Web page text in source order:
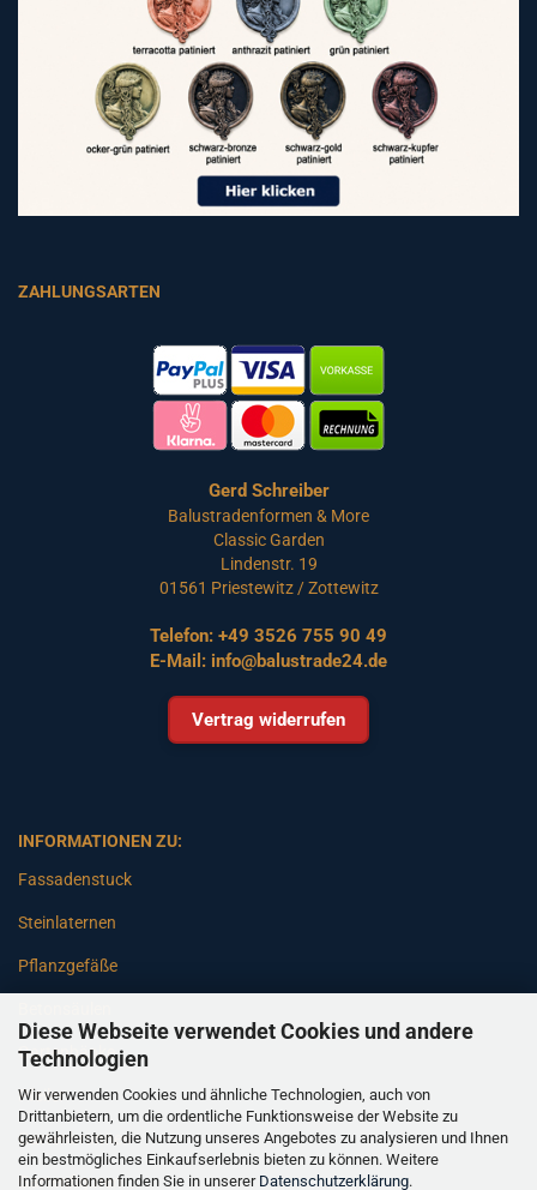
Diese Webseite verwendet Cookies und andere
Technologien
Wir verwenden Cookies und ähnliche Technologien, auch von
Drittanbietern, um die ordentliche Funktionsweise der Website zu
gewährleisten, die Nutzung unseres Angebotes zu analysieren und Ihnen
ein bestmögliches Einkaufserlebnis bieten zu können. Weitere
Informationen finden Sie in unserer Datenschutzerklärung.
ZAHLUNGSARTEN
Gerd Schreiber
Balustradenformen & More
Classic Garden
Lindenstr. 19
01561 Priestewitz / Zottewitz
Telefon: +49 3526 755 90 49
E-Mail: info@balustrade24.de
Vertrag widerrufen
INFORMATIONEN ZU:
Fassadenstuck
Steinlaternen
Pflanzgefäße
Gartenbänke
Pfeiler
Gartenbrunnen
Gartenfiguren